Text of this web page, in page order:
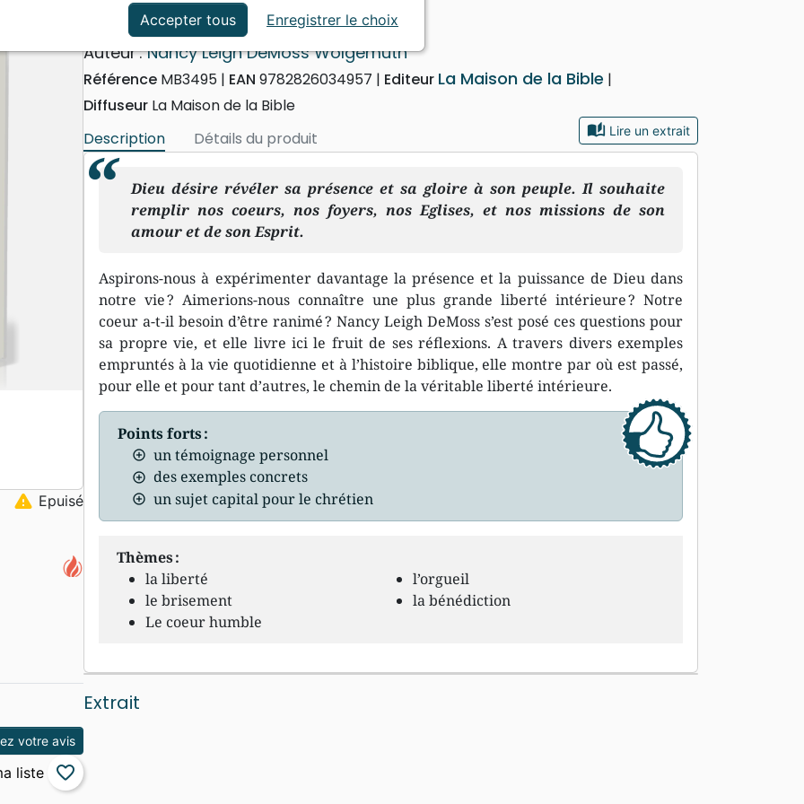
Événements actuels
Le chemin de la liberté
Auteur :Nancy Leigh DeMoss Wolgemuth
Référence MB3495 EAN 9782826034957 Editeur La Maison de la Bible
Diffuseur La Maison de la Bible
Description
Détails du produit auto_stories Lire un extrait
Dieu désire révéler sa présence et sa gloire à son peuple. Il souhaite
remplir nos coeurs, nos foyers, nos Eglises, et nos missions de son
amour et de son Esprit.
Aspirons-nous à expérimenter davantage la présence et la puissance de Dieu dans
notre vie ? Aimerions-nous connaître une plus grande liberté intérieure ? Notre
coeur a-t-il besoin d’être ranimé ? Nancy Leigh DeMoss s’est posé ces questions pour
sa propre vie, et elle livre ici le fruit de ses réflexions. A travers divers exemples
empruntés à la vie quotidienne et à l’histoire biblique, elle montre par où est passé,
pour elle et pour tant d’autres, le chemin de la véritable liberté intérieure.
Points forts :
un témoignage personnel
des exemples concrets
un sujet capital pour le chrétien
Thèmes :
la liberté
le brisement
Le coeur humble
l’orgueil
la bénédiction
Extrait
warning Epuisé
votre avis
favorite_border
Accepter tous Enregistrer le choix